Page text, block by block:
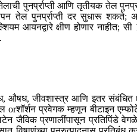
पुनर्प्राप्ती आणि तृतीयक तेल
तेल पुनर्प्राप्ती दर सुधारू शकते;
आयनद्वारे क्षीण होणार
औषध, जीवशास्त्र आणि इतर
orशॉर्शन प्रवेगक म्हणून बीटाइन
जैविक प्रणालींपासून प्रतिपिंडे